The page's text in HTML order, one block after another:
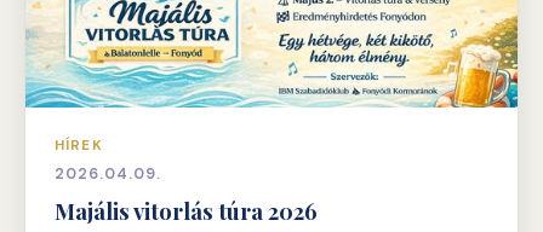
HÍREK
2026.04.09.
Majális vitorlás túra 2026